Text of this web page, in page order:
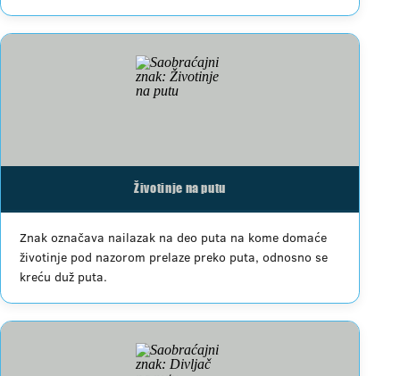
Životinje na putu
Znak označava nailazak na deo puta na kome domaće
životinje pod nazorom prelaze preko puta, odnosno se
kreću duž puta.